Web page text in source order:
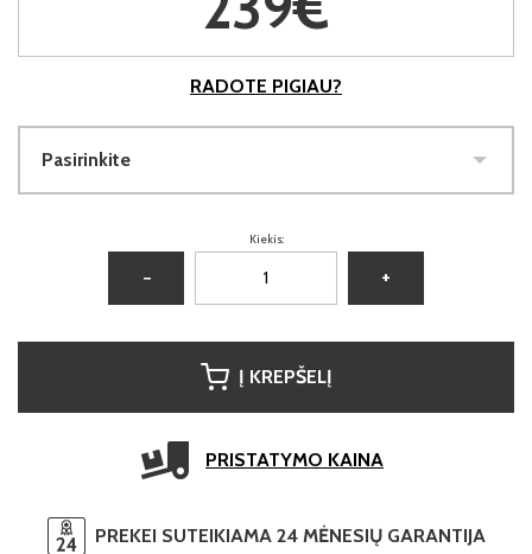
RADOTE PIGIAU?
Pasirinkite
Kiekis:
− +
Į KREPŠELĮ
PRISTATYMO KAINA
PREKEI SUTEIKIAMA 24 MĖNESIŲ GARANTIJA